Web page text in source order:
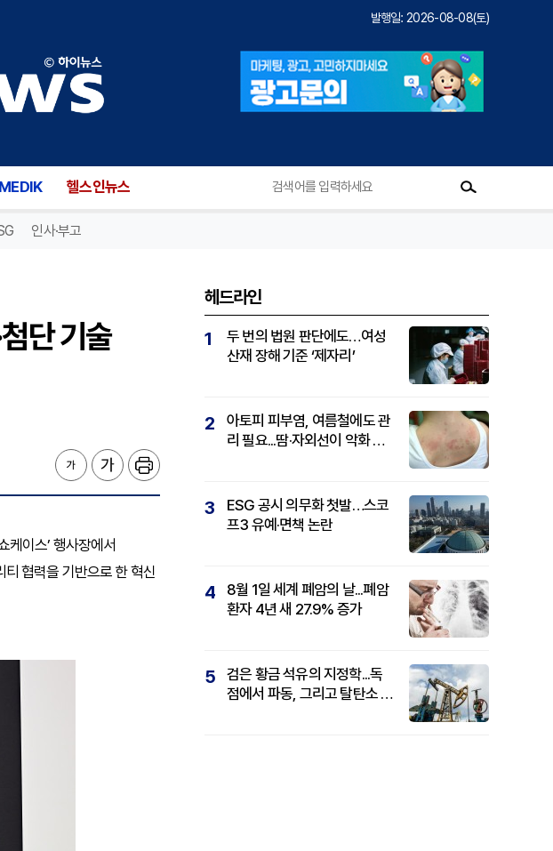
발행일: 2026-08-08(토)
MEDIK 헬스인뉴스
인사·부고
단 기술
케이스’ 행사장에서
협력을 기반으로 한 혁신
헤드라인
1
두 번의 법원 판단에도…여성
산재 장해 기준 ‘제자리’
2
아토피 피부염, 여름철에도 관
리 필요...땀·자외선이 악화 요
3
ESG 공시 의무화 첫발…스코
프3 유예·면책 논란
4
8월 1일 세계 폐암의 날...폐암
환자 4년 새 27.9% 증가
5
검은 황금 석유의 지정학...독
점에서 파동, 그리고 탈탄소 패